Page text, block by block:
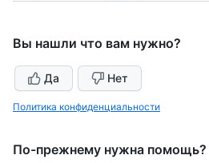
Вы нашли что вам нужно?
Да Нет
Политика конфиденциальности
По-прежнему нужна помощь?